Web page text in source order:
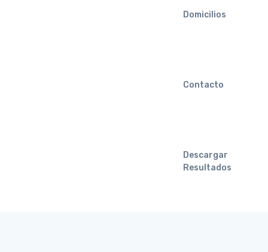
Domicilios
Contacto
Descargar
Resultados